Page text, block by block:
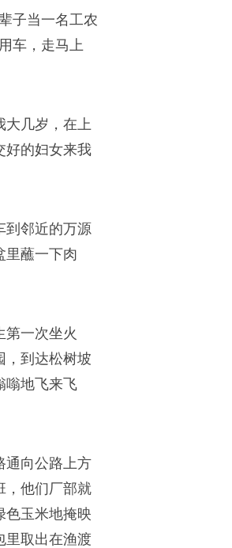
子当一名工农
车，走马上
大几岁，在上
好的妇女来我
到邻近的万源
里蘸一下肉
第一次坐火
，到达松树坡
嗡地飞来飞
通向公路上方
，他们厂部就
色玉米地掩映
里取出在渔渡